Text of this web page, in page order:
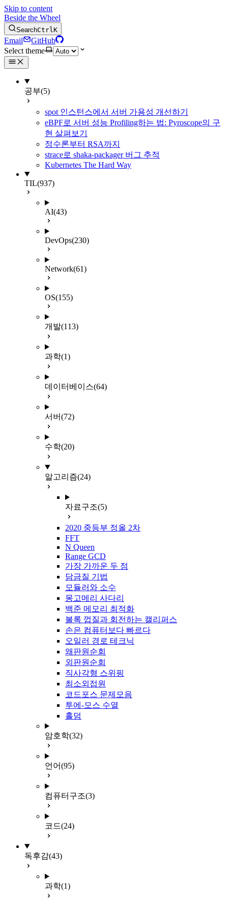
Skip to content
Beside the Wheel
SearchCtrlK
Email
GitHub
Select theme
공부(5)
spot 인스턴스에서 서버 가용성 개선하기
eBPF로 서버 성능 Profiling하는 법: Pyroscope의 구
현 살펴보기
정수론부터 RSA까지
strace로 shaka-packager 버그 추적
Kubernetes The Hard Way
TIL(937)
AI(43)
DevOps(230)
Network(61)
OS(155)
개발(113)
과학(1)
데이터베이스(64)
서버(72)
수학(20)
알고리즘(24)
자료구조(5)
2020 중등부 정올 2차
FFT
N Queen
Range GCD
가장 가까운 두 점
담금질 기법
모듈러와 소수
몽고메리 사다리
백준 메모리 최적화
볼록 껍질과 회전하는 캘리퍼스
손은 컴퓨터보다 빠르다
오일러 경로 테크닉
왜판원순회
외판원순회
직사각형 스위핑
최소외접원
코드포스 문제모음
투에-모스 수열
홀덤
암호학(32)
언어(95)
컴퓨터구조(3)
코드(24)
독후감(43)
과학(1)